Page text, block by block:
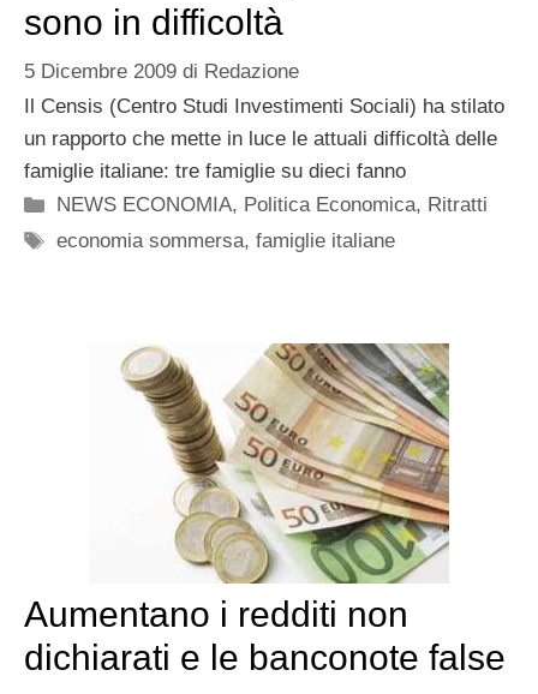
sono in difficoltà
5 Dicembre 2009 di Redazione
Il Censis (Centro Studi Investimenti Sociali) ha stilato
un rapporto che mette in luce le attuali difficoltà delle
famiglie italiane: tre famiglie su dieci fanno
Categorie
NEWS ECONOMIA, Politica Economica, Ritratti
Tag
economia sommersa,famiglie italiane
Aumentano i redditi non
dichiarati e le banconote false